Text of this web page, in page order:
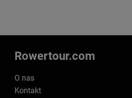
Rowertour.com
O nas
Kontakt